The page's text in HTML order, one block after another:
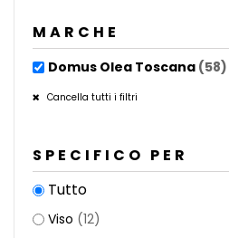
MARCHE
Domus Olea Toscana (58)
Cancella tutti i filtri
SPECIFICO PER
Tutto
Viso (12)